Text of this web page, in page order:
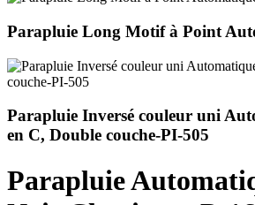
Parapluie Long Motif à Point
Parapluie Inversé couleur uni
en C, Double couche-PI-505
Parapluie